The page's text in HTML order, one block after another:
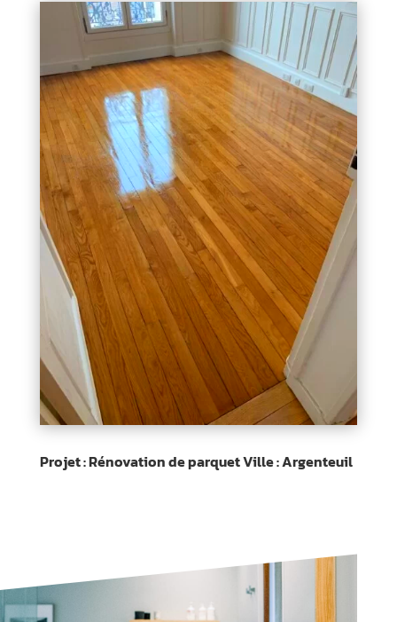
Projet : Rénovation de parquet Ville : Argenteuil